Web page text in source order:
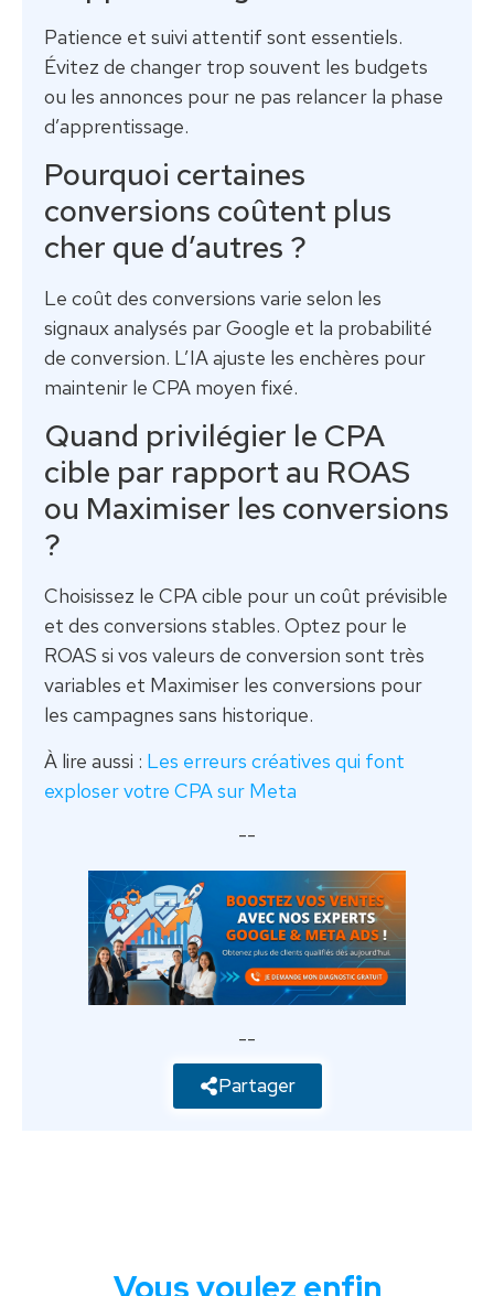
Patience et suivi attentif sont essentiels.
Évitez de changer trop souvent les budgets
ou les annonces pour ne pas relancer la phase
d’apprentissage.
Pourquoi certaines
conversions coûtent plus
cher que d’autres ?
Le coût des conversions varie selon les
signaux analysés par Google et la probabilité
de conversion. L’IA ajuste les enchères pour
maintenir le CPA moyen fixé.
Quand privilégier le CPA
cible par rapport au ROAS
ou Maximiser les conversions
?
Choisissez le CPA cible pour un coût prévisible
et des conversions stables. Optez pour le
ROAS si vos valeurs de conversion sont très
variables et Maximiser les conversions pour
les campagnes sans historique.
À lire aussi : Les erreurs créatives qui font
exploser votre CPA sur Meta
--
--
Partager